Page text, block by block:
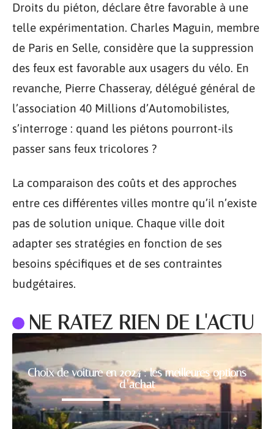
Droits du piéton, déclare être favorable à une
telle expérimentation. Charles Maguin, membre
de Paris en Selle, considère que la suppression
des feux est favorable aux usagers du vélo. En
revanche, Pierre Chasseray, délégué général de
l’association 40 Millions d’Automobilistes,
s’interroge : quand les piétons pourront-ils
passer sans feux tricolores ?
La comparaison des coûts et des approches
entre ces différentes villes montre qu’il n’existe
pas de solution unique. Chaque ville doit
adapter ses stratégies en fonction de ses
besoins spécifiques et de ses contraintes
budgétaires.
NE RATEZ RIEN DE L'ACTU
Choix de voiture en 2024 : les meilleures options
d’achat